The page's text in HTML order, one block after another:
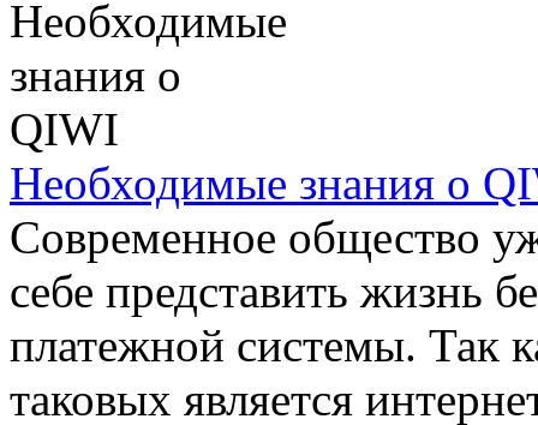
Необходимые знания о
Современное общество
себе представить жизнь
платежной системы. Так
таковых является